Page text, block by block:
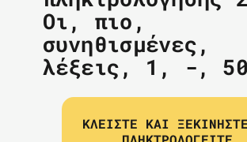
Οι, πιο,
συνηθισμένες,
λέξεις, 1, -,
ΚΛΕΊΣΤΕ ΚΑΙ